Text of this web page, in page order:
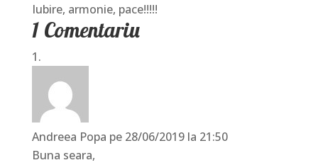
Iubire, armonie, pace!!!!!
1 Comentariu
Andreea Popa pe 28/06/2019 la 21:50
Buna seara,